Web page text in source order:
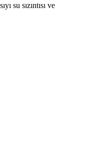
su sızıntısı ve